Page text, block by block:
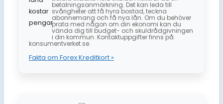
betalningsanmärkning. Det kan leda till
svårigheter att få hyra bostad, teckna
abonnemang och få nya lån. Om du behöver
prata med någon om din ekonomi kan du
vända dig till budget- och skuldrådgivningen
i din kommun. Kontaktuppgifter finns på
konsumentverket.se.
Fakta om Forex Kreditkort »